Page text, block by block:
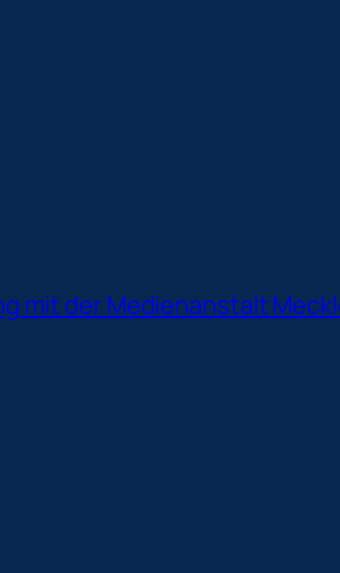
mit der Medienanstalt